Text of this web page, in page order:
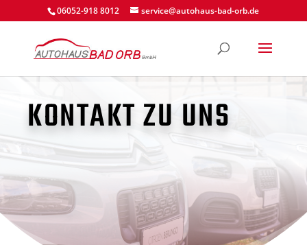
06052-918 8012 service@autohaus-bad-orb.de
KONTAKT ZU UNS